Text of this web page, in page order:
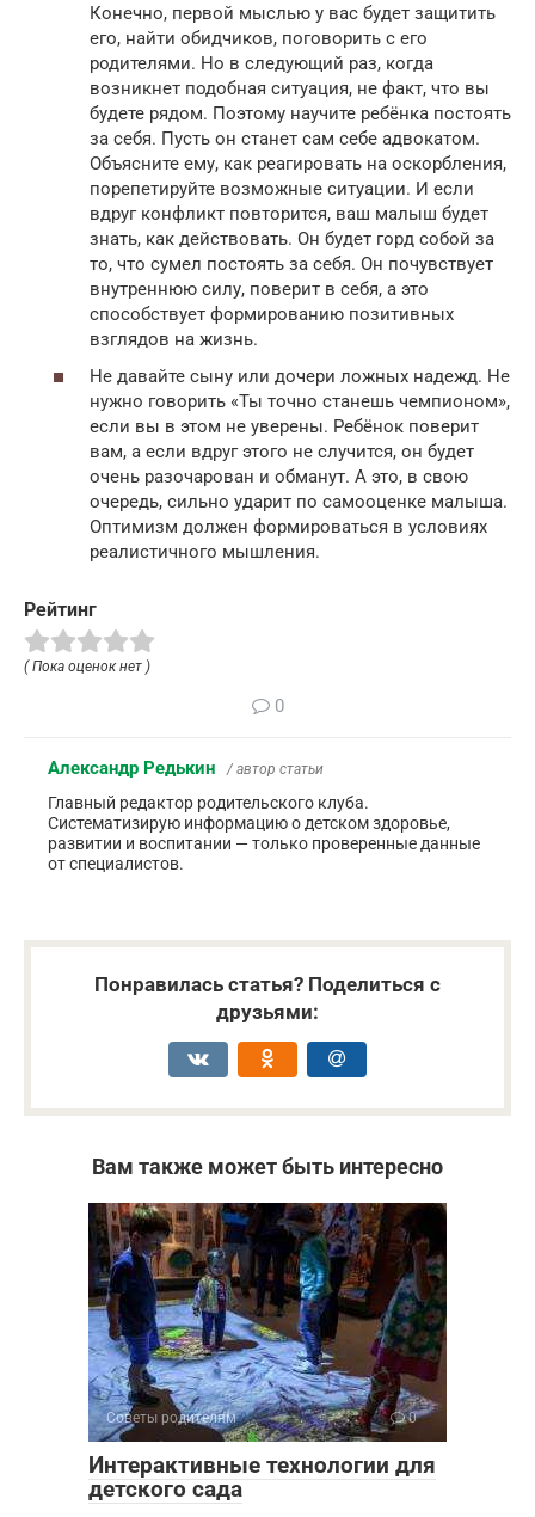
Конечно, первой мыслью у вас будет защитить
его, найти обидчиков, поговорить с его
родителями. Но в следующий раз, когда
возникнет подобная ситуация, не факт, что вы
будете рядом. Поэтому научите ребёнка постоять
за себя. Пусть он станет сам себе адвокатом.
Объясните ему, как реагировать на оскорбления,
порепетируйте возможные ситуации. И если
вдруг конфликт повторится, ваш малыш будет
знать, как действовать. Он будет горд собой за
то, что сумел постоять за себя. Он почувствует
внутреннюю силу, поверит в себя, а это
способствует формированию позитивных
взглядов на жизнь.
Не давайте сыну или дочери ложных надежд. Не
нужно говорить «Ты точно станешь чемпионом»,
если вы в этом не уверены. Ребёнок поверит
вам, а если вдруг этого не случится, он будет
очень разочарован и обманут. А это, в свою
очередь, сильно ударит по самооценке малыша.
Оптимизм должен формироваться в условиях
реалистичного мышления.
Рейтинг
( Пока оценок нет )
0
Александр Редькин / автор статьи
Главный редактор родительского клуба.
Систематизирую информацию о детском здоровье,
развитии и воспитании — только проверенные данные
от специалистов.
Понравилась статья? Поделиться с
друзьями:
Вам также может быть интересно
Советы родителям 0
Интерактивные технологии для
детского сада